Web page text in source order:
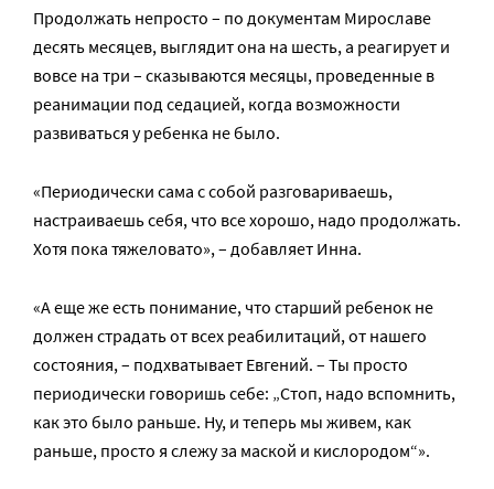
Продолжать непросто – по документам Мирославе
десять месяцев, выглядит она на шесть, а реагирует и
вовсе на три – сказываются месяцы, проведенные в
реанимации под седацией, когда возможности
развиваться у ребенка не было.
«Периодически сама с собой разговариваешь,
настраиваешь себя, что все хорошо, надо продолжать.
Хотя пока тяжеловато», – добавляет Инна.
«А еще же есть понимание, что старший ребенок не
должен страдать от всех реабилитаций, от нашего
состояния, – подхватывает Евгений. – Ты просто
периодически говоришь себе: „Стоп, надо вспомнить,
как это было раньше. Ну, и теперь мы живем, как
раньше, просто я слежу за маской и кислородом“».